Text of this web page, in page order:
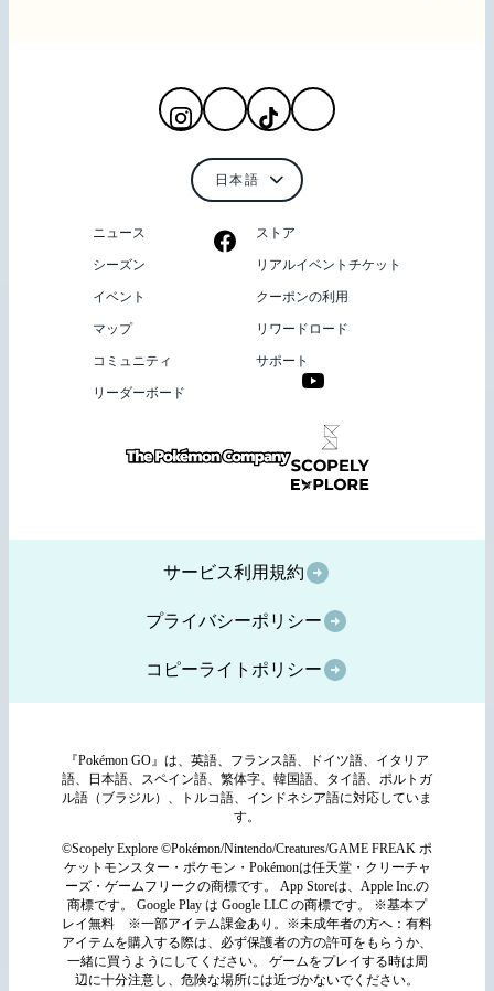
ニュース
シーズン
イベント
マップ
コミュニティ
リーダーボード
ストア
リアルイベントチケット
クーポンの利用
リワードロード
サポート
サービス利用規約
プライバシーポリシー
コピーライトポリシー
『Pokémon GO』は、英語、フランス語、ドイツ語、イタリア
語、日本語、スペイン語、繁体字、韓国語、タイ語、ポルトガ
ル語（ブラジル）、トルコ語、インドネシア語に対応していま
す。
©Scopely Explore ©Pokémon/Nintendo/Creatures/GAME FREAK ポ
ケットモンスター・ポケモン・Pokémonは任天堂・クリーチャ
ーズ・ゲームフリークの商標です。 App Storeは、Apple Inc.の
商標です。 Google Play は Google LLC の商標です。 ※基本プ
レイ無料 ※一部アイテム課金あり。※未成年者の方へ：有料
アイテムを購入する際は、必ず保護者の方の許可をもらうか、
一緒に買うようにしてください。 ゲームをプレイする時は周
辺に十分注意し、危険な場所には近づかないでください。